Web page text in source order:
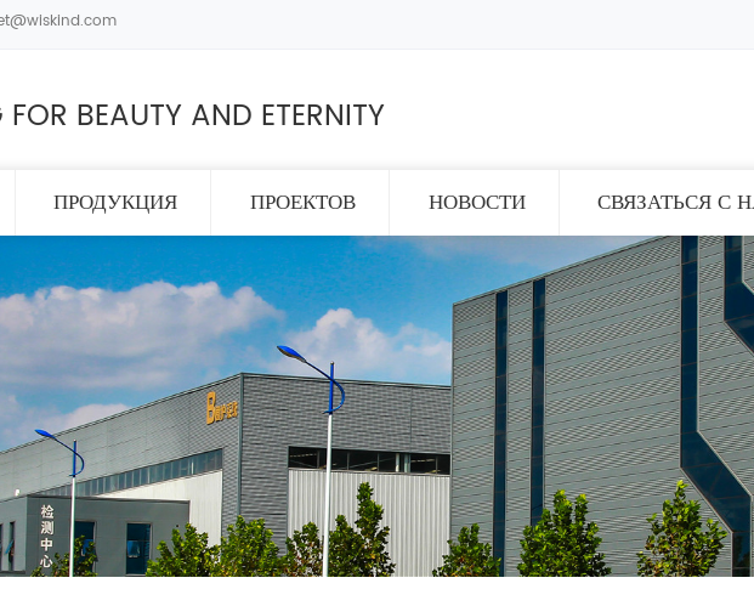
BEAUTY AND ETERNITY
ПРОДУКЦИЯ ПРОЕКТОВ НОВОСТИ СВЯЗАТЬСЯ С